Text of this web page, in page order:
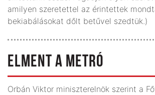
amilyen szeretettel az érintettek
bekiabálásokat dőlt betűvel szedtük.)
ELMENT A METRÓ
Orbán Viktor miniszterelnök szerint a